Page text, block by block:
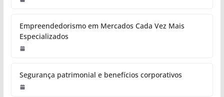
Empreendedorismo em Mercados Cada Vez Mais
Especializados
Segurança patrimonial e benefícios corporativos